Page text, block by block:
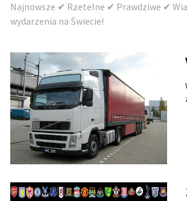
Najnowsze ✔ Rzetelne ✔ Prawdziwe ✔
wydarzenia na Świecie!